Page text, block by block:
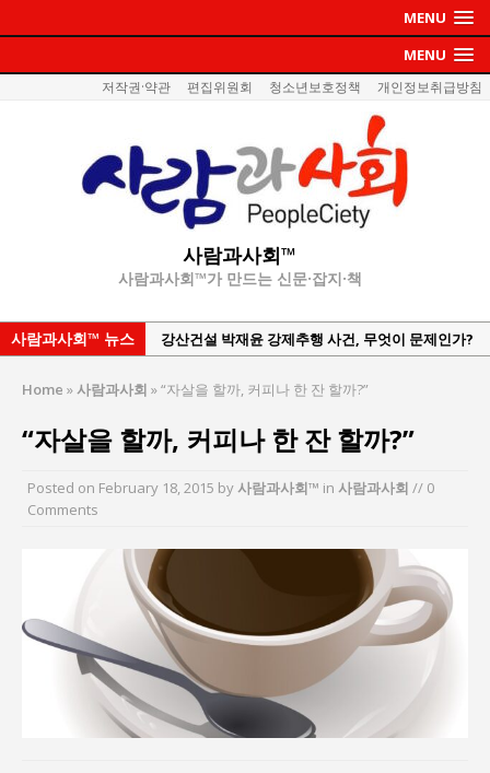
MENU
MENU
저작권·약관 편집위원회 청소년보호정책 개인정보취급방침
사람과사회™
사람과사회™가 만드는 신문·잡지·책
사람과사회™ 뉴스
한국지방재정공제회, 2026년 정기 승진 인사 발표
세미나 개최
서효석 충청향우회중앙회 총재 취임 논란 확산
“7월 1일 의장 선출은 ‘위법’이다”
현”
김종대, “현대전, 강한 군대도 약해질 수 있다”
이홍원 작가, 생활문화상품 4종 판매
통일 지향 2국가론: 한반도 평화의 새로운 길
강산건설 박재윤 강제추행 사건, 무엇이 문제인가?
Home »사람과사회 »“자살을 할까, 커피나 한 잔 할까?”
“자살을 할까, 커피나 한 잔 할까?”
Posted on February 18, 2015 by사람과사회™ in 사람과사회 // 0
Comments